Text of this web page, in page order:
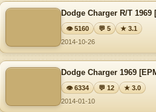
Dodge Charger R/T 1969
👁 5160 💬 5
★ 3.1
2014-10-26
Dodge Charger 1969
👁 6334 💬 12
★ 3.0
2014-01-10